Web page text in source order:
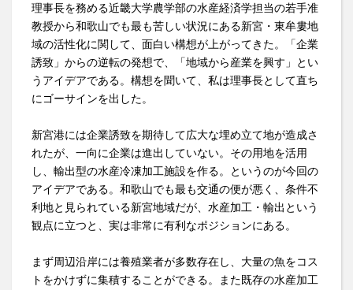
理事長を務める近畿大学農学部の水産経済学担当の若手准
教授から和歌山でも最も苦しい状況にある新宮・東牟婁地
域の活性化に関して、面白い構想が上がってきた。「企業
誘致」からの逆転の発想で、「地域から産業を興す」とい
うアイデアである。構想を聞いて、私は理事長として直ち
にゴーサインを出した。
新宮港には企業誘致を期待して広大な埋め立て地が造成さ
れたが、一向に企業は進出していない。その用地を活用
し、輸出型の水産冷凍加工施設を作る。というのが今回の
アイデアである。和歌山でも最も交通の便が悪く、条件不
利地と見られている新宮地域だが、水産加工・輸出という
観点に立つと、実は非常に有利なポジションにある。
まず周辺沿岸には養殖業者が多数存在し、大量の魚をコス
トをかけずに集積することができる。また既存の水産加工